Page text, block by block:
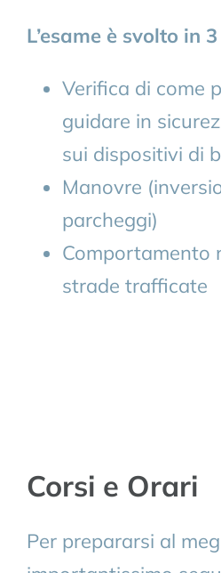
L’esame è svolto in
Verifica di come
guidare in
sui dispositivi di
Manovre
parcheggi)
Comportamento
strade trafficate
Corsi e Orari
Per prepararsi al